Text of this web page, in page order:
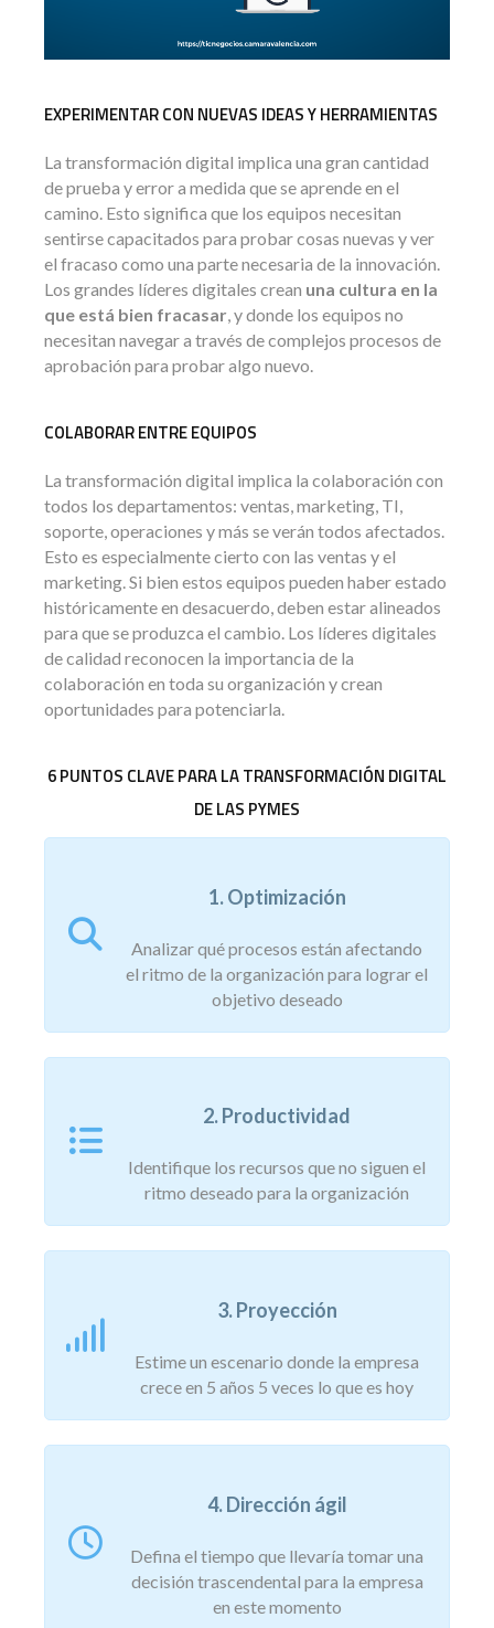
EXPERIMENTAR CON NUEVAS IDEAS Y HERRAMIENTAS
La transformación digital implica una gran cantidad
de prueba y error a medida que se aprende en el
camino. Esto significa que los equipos necesitan
sentirse capacitados para probar cosas nuevas y ver
el fracaso como una parte necesaria de la innovación.
Los grandes líderes digitales crean una cultura en la
que está bien fracasar , y donde los equipos no
necesitan navegar a través de complejos procesos de
aprobación para probar algo nuevo.
COLABORAR ENTRE EQUIPOS
La transformación digital implica la colaboración con
todos los departamentos: ventas, marketing, TI,
soporte, operaciones y más se verán todos afectados.
Esto es especialmente cierto con las ventas y el
marketing. Si bien estos equipos pueden haber estado
históricamente en desacuerdo, deben estar alineados
para que se produzca el cambio. Los líderes digitales
de calidad reconocen la importancia de la
colaboración en toda su organización y crean
oportunidades para potenciarla.
6 PUNTOS CLAVE PARA LA TRANSFORMACIÓN DIGITAL
DE LAS PYMES
1. Optimización
Analizar qué procesos están afectando
el ritmo de la organización para lograr el
objetivo deseado
2. Productividad
Identifique los recursos que no siguen el
ritmo deseado para la organización
3. Proyección
Estime un escenario donde la empresa
crece en 5 años 5 veces lo que es hoy
4. Dirección ágil
Defina el tiempo que llevaría tomar una
decisión trascendental para la empresa
en este momento